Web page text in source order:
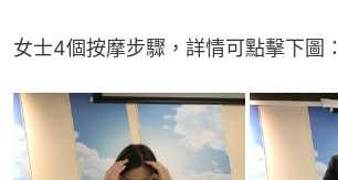
女士4個按摩步驟，詳情可點擊下圖：